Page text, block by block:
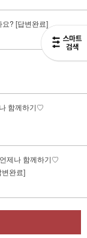
요? [답변완료]
함께하기♡
제나 함께하기♡
변완료]